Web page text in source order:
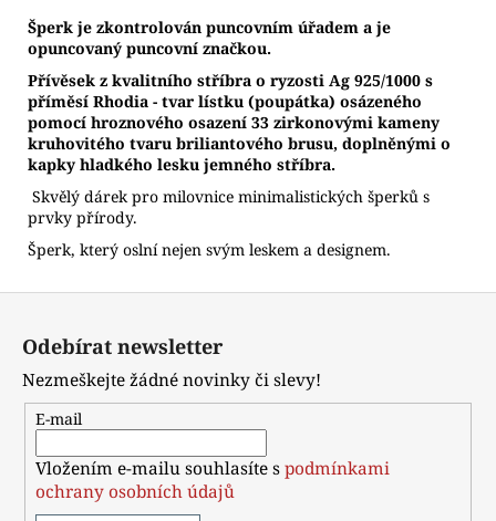
Šperk je zkontrolován puncovním úřadem a je
opuncovaný puncovní značkou.
Přívěsek z kvalitního stříbra o ryzosti Ag 925/1000 s
příměsí Rhodia - tvar lístku (poupátka) osázeného
pomocí hroznového osazení 33 zirkonovými kameny
kruhovitého tvaru briliantového brusu, doplněnými o
kapky hladkého lesku jemného stříbra.
Skvělý dárek pro milovnice minimalistických šperků s
prvky přírody.
Šperk, který oslní nejen svým leskem a designem.
Z
Odebírat newsletter
Nezmeškejte žádné novinky či slevy!
E-mail
Vložením e-mailu souhlasíte spodmínkami
ochrany osobních údajů